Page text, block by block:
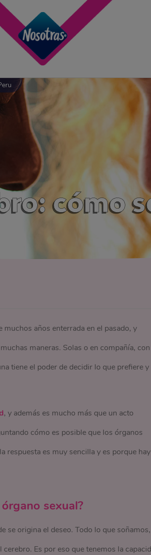
cómo
años enterrada en el pasado, y
maneras. Solas o en compañía,
tiene el poder de decidir lo que prefiere y
, y además es mucho más que un acto
cómo es posible que los órganos
respuesta es muy sencilla y es porque hay
sexual?
se origina el deseo. Todo lo que
Es por eso que tenemos la